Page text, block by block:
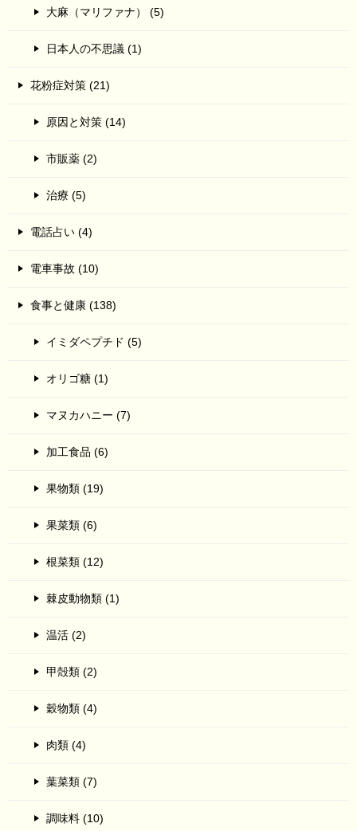
大麻（マリファナ） (5)
日本人の不思議 (1)
花粉症対策 (21)
原因と対策 (14)
市販薬 (2)
治療 (5)
電話占い (4)
電車事故 (10)
食事と健康 (138)
イミダペプチド (5)
オリゴ糖 (1)
マヌカハニー (7)
加工食品 (6)
果物類 (19)
果菜類 (6)
根菜類 (12)
棘皮動物類 (1)
温活 (2)
甲殻類 (2)
穀物類 (4)
肉類 (4)
葉菜類 (7)
調味料 (10)